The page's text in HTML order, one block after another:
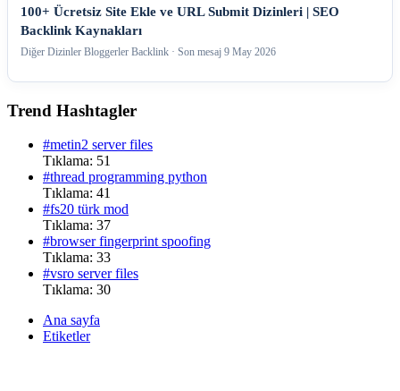
100+ Ücretsiz Site Ekle ve URL Submit Dizinleri | SEO
Backlink Kaynakları
Diğer Dizinler Bloggerler Backlink · Son mesaj 9 May 2026
Trend Hashtagler
#metin2 server files
Tıklama: 51
#thread programming python
Tıklama: 41
#fs20 türk mod
Tıklama: 37
#browser fingerprint spoofing
Tıklama: 33
#vsro server files
Tıklama: 30
Ana sayfa
Etiketler